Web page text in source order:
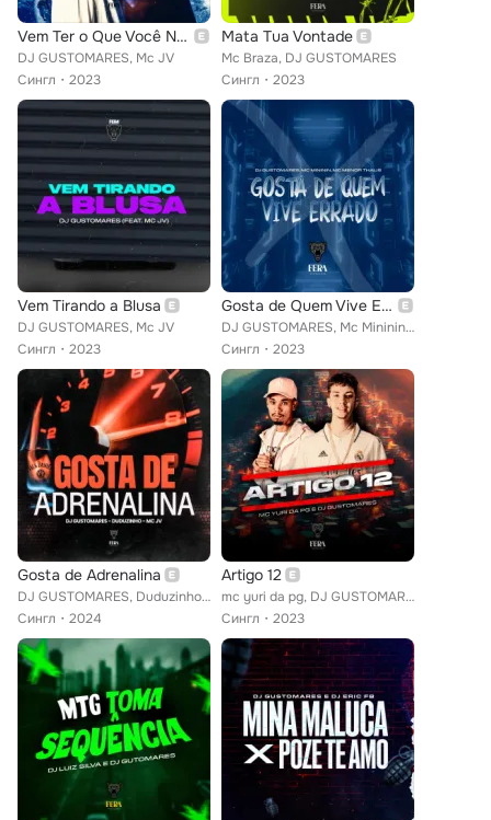
Vem Ter o Que Você Não Têm
DJ GUSTOMARES, Mc JV
Сингл
2023
Mata Tua Vontade
Mc Braza, DJ GUSTOMARES
Сингл
2023
Vem Tirando a Blusa
DJ GUSTOMARES, Mc JV
Сингл
2023
Gosta de Quem Vive Errado
DJ GUSTOMARES, Mc Mininin, Mc Menor Thalis
Сингл
2023
Gosta de Adrenalina
DJ GUSTOMARES, Duduzinho, Mc JV
Сингл
2024
Artigo 12
mc yuri da pg, DJ GUSTOMARES
Сингл
2023